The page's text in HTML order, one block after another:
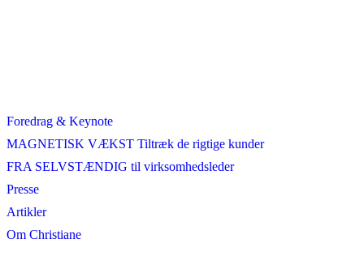
Foredrag & Keynote
MAGNETISK VÆKST Tiltræk de rigtige kunder
FRA SELVSTÆNDIG til virksomhedsleder
Presse
Artikler
Om Christiane